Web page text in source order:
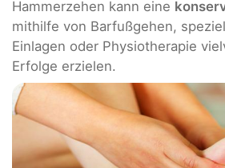
Hammerzehen kann eine
mithilfe von Barfußgehen,
Einlagen oder Physiotherapie
Erfolge erzielen.